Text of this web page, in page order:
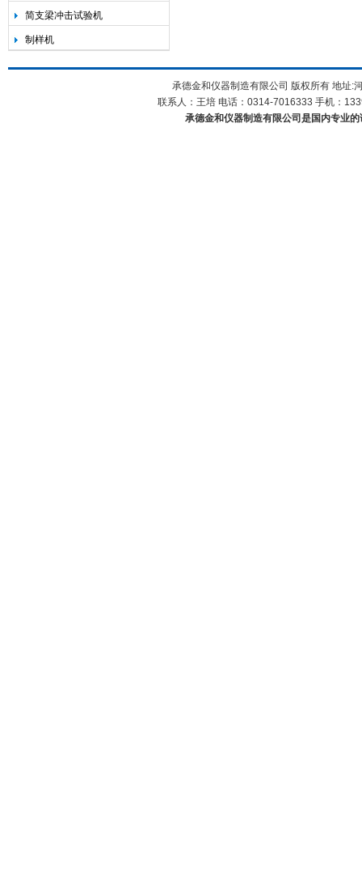
简支梁冲击试验机
制样机
承德金和仪器制造有限公司 版权所有 地址:
联系人：王培 电话：0314-7016333 手机：
承德金和仪器制造有限公司是国内专业